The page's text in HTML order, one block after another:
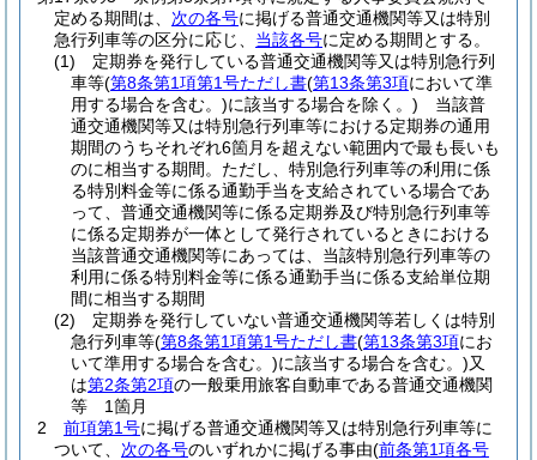
定める期間は、 次の各号に掲げる普通交通機関等又は特別
急行列車等の区分に応じ、 当該各号に定める期間とする。
(1)
定期券を発行している普通交通機関等又は特別急行列
車等(第8条第1項第1号ただし書(第13条第3項において準
用する場合を含む。)に該当する場合を除く。) 当該普
通交通機関等又は特別急行列車等における定期券の通用
期間のうちそれぞれ6箇月を超えない範囲内で最も長いも
のに相当する期間。 ただし、特別急行列車等の利用に係
る特別料金等に係る通勤手当を支給されている場合であ
って、普通交通機関等に係る定期券及び特別急行列車等
に係る定期券が一体として発行されているときにおける
当該普通交通機関等にあっては、当該特別急行列車等の
利用に係る特別料金等に係る通勤手当に係る支給単位期
間に相当する期間
(2)
定期券を発行していない普通交通機関等若しくは特別
急行列車等(第8条第1項第1号ただし書(第13条第3項にお
いて準用する場合を含む。)に該当する場合を含む。)又
は第2条第2項の一般乗用旅客自動車である普通交通機関
等 1箇月
2
前項第1号に掲げる普通交通機関等又は特別急行列車等に
ついて、 次の各号のいずれかに掲げる事由(前条第1項各号